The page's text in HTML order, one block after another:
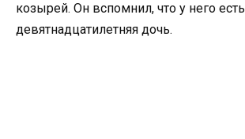
козырей. Он вспомнил, что у него есть
девятнадцатилетняя дочь.